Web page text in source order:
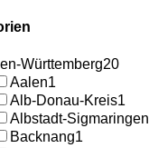
Württemberg20
Aalen1
Alb-Donau-Kreis1
Albstadt-Sigmaringen
Backnang1